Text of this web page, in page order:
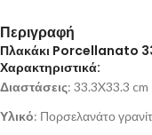
Περιγραφή
Πλακάκι Porcellanato
Χαρακτηριστικά:
Διαστάσεις: 33.3X33.3 cm
Υλικό: Πορσελανάτο